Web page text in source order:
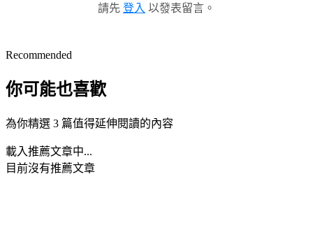
請先 登入 以發表留言。
Recommended
你可能也喜歡
為你精選 3 篇值得延伸閱讀的內容
載入推薦文章中...
目前沒有推薦文章